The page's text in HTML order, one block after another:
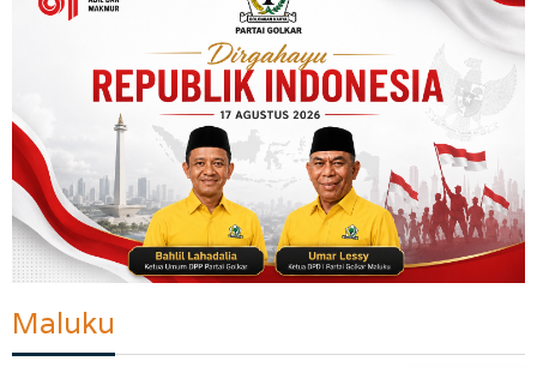
Maluku